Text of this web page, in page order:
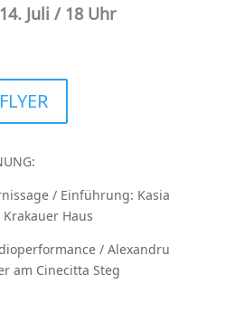
14. Juli / 18 Uhr
FLYER
/ Einführung: Kasia
Haus
/ Alexandru
am Cinecitta Steg